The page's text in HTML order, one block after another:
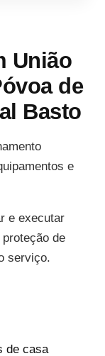
União
de
Basto
e
e executar
de
serviço.
de casa